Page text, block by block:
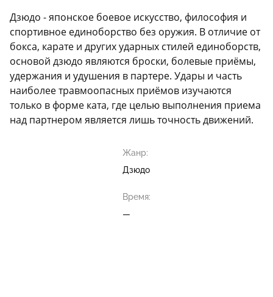
Дзюдо - японское боевое искусство, философия и
спортивное единоборство без оружия. В отличие от
бокса, карате и других ударных стилей единоборств,
основой дзюдо являются броски, болевые приёмы,
удержания и удушения в партере. Удары и часть
наиболее травмоопасных приёмов изучаются
только в форме ката, где целью выполнения приема
над партнером является лишь точность движений.
Жанр:
Дзюдо
Время:
—